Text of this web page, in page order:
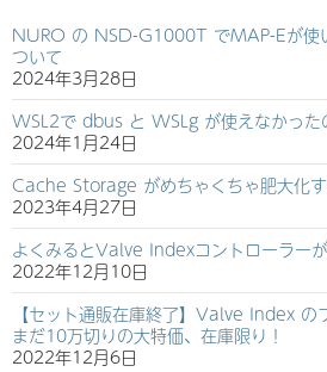
NURO の NSD-G1000T でMAP-Eが使
ついて
2024年3月28日
WSL2で dbus と WSLg が使えなかった
2024年1月24日
Cache Storage がめちゃくちゃ肥大化
2023年4月27日
よくみるとValve Indexコントローラー
2022年12月10日
【セット通販在庫終了】Valve Index の
まだ10万切りの大特価、在庫限り！
2022年12月6日